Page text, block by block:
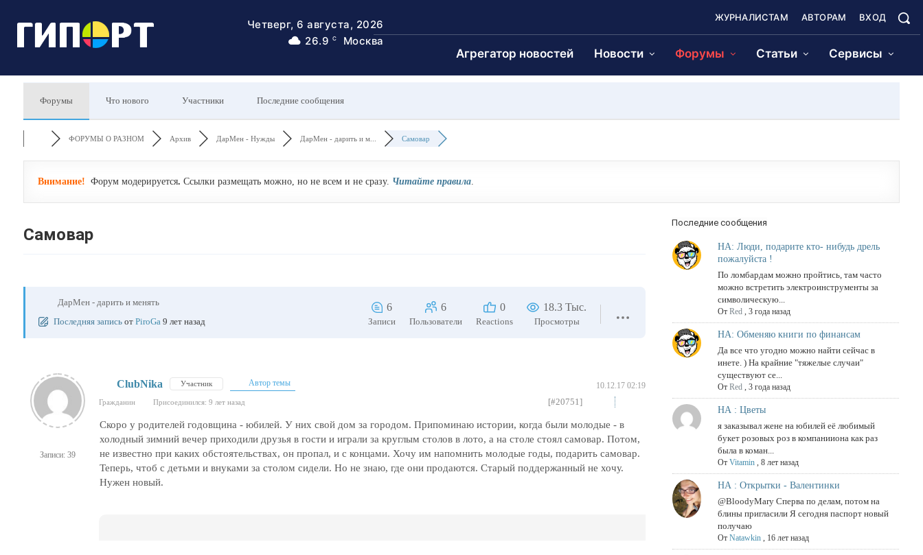
Четверг, 6 августа, 2026
26.9
C Москва
ЖУРНАЛИСТАМ АВТОРАМ ВХОД
Агрегатор новостей Новости Форумы Статьи Сервисы
Форумы Что нового Участники Последние сообщения
ФОРУМЫ О РАЗНОМ Архив ДарМен - Нужды ДарМен - дарить и м... Самовар
Внимание! Форум модерируется. Ссылки размещать можно, но не всем и не сразу. Читайте правила.
Самовар
ДарМен - дарить и менять
Последняя запись от PiroGa 9 лет назад
6
Записи
6
Пользователи
0
Reactions
18.3 Тыс.
Просмотры
Записи: 39
ClubNika Участник Автор темы 10.12.17 02:19
Гражданин Присоединился: 9 лет назад [#20751]
Скоро у родителей годовщина - юбилей. У них свой дом за городом. Припоминаю истории, когда были молодые - в
холодный зимний вечер приходили друзья в гости и играли за круглым столов в лото, а на столе стоял самовар. Потом,
не известно при каких обстоятельствах, он пропал, и с концами. Хочу им напомнить молодые годы, подарить самовар.
Теперь, чтоб с детьми и внуками за столом сидели. Но не знаю, где они продаются. Старый поддержанный не хочу.
Нужен новый.
Последние сообщения
НА: Люди, подарите кто- нибудь дрель
пожалуйста !
По ломбардам можно пройтись, там часто
можно встретить электроинструменты за
символическую...
ОтRed ,3 года назад
НА: Обменяю книги по финансам
Да все что угодно можно найти сейчас в
инете. ) На крайние "тяжелые случаи"
существуют се...
ОтRed ,3 года назад
НА : Цветы
я заказывал жене на юбилей её любимый
букет розовых роз в компанииона как раз
была в коман...
ОтVitamin ,8 лет назад
НА : Открытки - Валентинки
@BloodyMary Сперва по делам, потом на
блины пригласили Я сегодня паспорт новый
получаю
ОтNatawkin , 16 лет назад